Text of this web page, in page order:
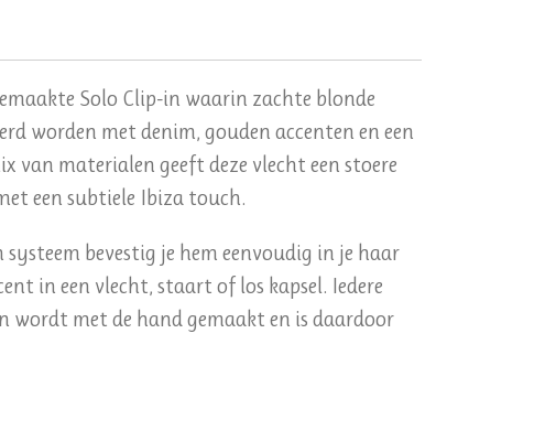
Solo Clip-in waarin zachte blonde
worden met denim, gouden accenten en een
van materialen geeft deze vlecht een stoere
een subtiele Ibiza touch.
bevestig je hem eenvoudig in je haar
in een vlecht, staart of los kapsel. Iedere
wordt met de hand gemaakt en is daardoor